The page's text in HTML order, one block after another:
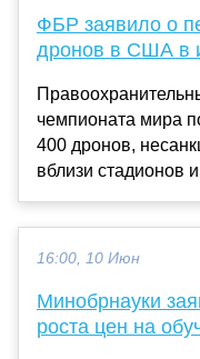
ФБР заявило о
дронов в США в
чемпионата мира
400 дронов,
вблизи стадионов и
16:00, 10 Июн
Минобрнауки
роста цен на